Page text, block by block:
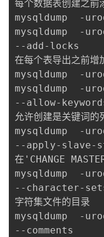
每个数据表创建之
mysqldump  -
mysqldump  -
--add-locks
在每个表导出之前
mysqldump  -
mysqldump  -
--allow-
允许创建是关键词的
mysqldump  -
--apply-slave-
在'CHANGE
mysqldump  -
--character-
字符集文件的目录
mysqldump  -
--comments